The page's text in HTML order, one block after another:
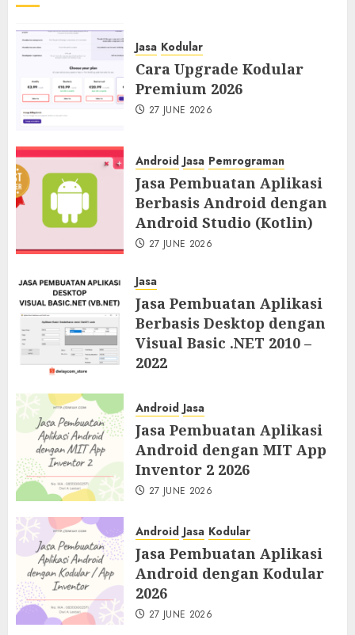
Jasa Kodular
Cara Upgrade Kodular
Premium 2026
27 JUNE 2026
Android Jasa Pemrograman
Jasa Pembuatan Aplikasi
Berbasis Android dengan
Android Studio (Kotlin)
27 JUNE 2026
Jasa
Jasa Pembuatan Aplikasi
Berbasis Desktop dengan
Visual Basic .NET 2010 –
2022
Android Jasa
Jasa Pembuatan Aplikasi
Android dengan MIT App
Inventor 2 2026
27 JUNE 2026
Android Jasa Kodular
Jasa Pembuatan Aplikasi
Android dengan Kodular
2026
27 JUNE 2026